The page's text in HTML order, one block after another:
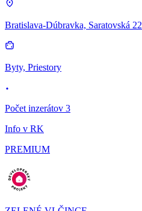
Bratislava-Dúbravka, Saratovská 22
Byty, Priestory
Počet inzerátov 3
Info v RK
PREMIUM